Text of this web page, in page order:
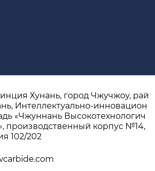
Хунань, город Чжучжоу, рай
Интеллектуально-инновацион
«Чжуннань Высокотехнологич
производственный корпус №14,
102/202